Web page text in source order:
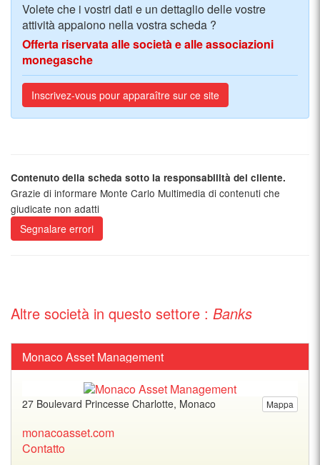
Volete che i vostri dati e un dettaglio delle vostre
attività appaiono nella vostra scheda ?
Offerta riservata alle società e alle associazioni
monegasche
Inscrivez-vous pour apparaître sur ce site
Contenuto della scheda sotto la responsabilità del cliente.
Grazie di informare Monte Carlo Multimedia di contenuti che
giudicate non adatti
Segnalare errori
Altre società in questo settore : Banks
Monaco Asset Management
Mappa
27 Boulevard Princesse Charlotte, Monaco
monacoasset.com
Contatto